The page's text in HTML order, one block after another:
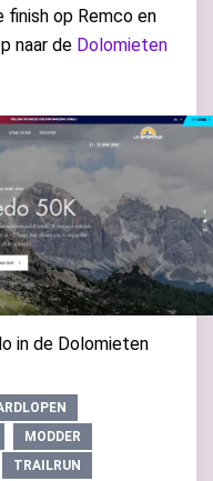
finish op Remco en
naar de Dolomieten
in de Dolomieten
MODDER
TRAILRUN